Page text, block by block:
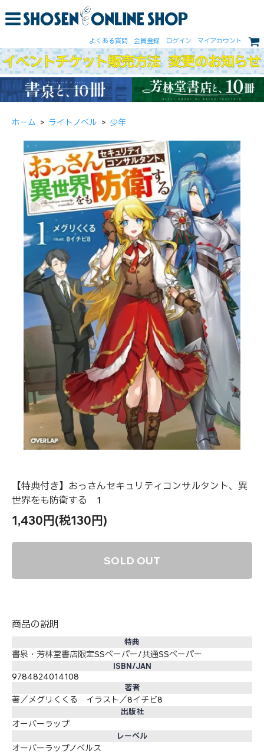
よくある質問 会員登録 ログイン マイアカウント
ホーム > ライトノベル > 少年
【特典付き】おっさんセキュリティコンサルタント、異
世界をも防衛する 1
1,430円(税130円)
SOLD OUT
商品の説明
特典
書泉・芳林堂書店限定SSペーパー/共通SSペーパー
ISBN/JAN
9784824014108
著者
著／メグリくくる イラスト／8イチビ8
出版社
オーバーラップ
レーベル
オーバーラップノベルス